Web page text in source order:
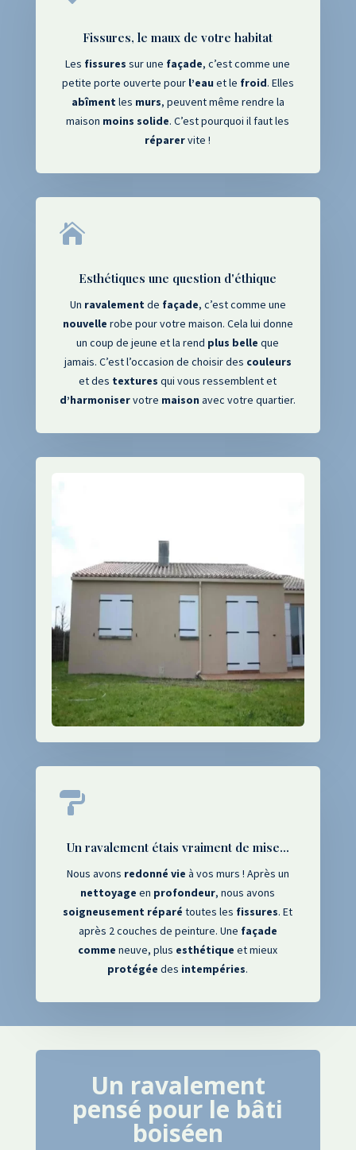
Fissures, le maux de votre habitat
Les fissures sur une façade, c’est comme une
petite porte ouverte pour l’eau et le froid. Elles
abîment les murs, peuvent même rendre la
maison moins solide. C’est pourquoi il faut les
réparervite !

Esthétiques une question d'éthique
Un ravalement de façade, c’est comme une
nouvelle robe pour votre maison. Cela lui donne
un coup de jeune et la rend plus belle que
jamais. C’est l’occasion de choisir des couleurs
et des textures qui vous ressemblent et
d’harmoniservotre maison avec votre quartier.

Un ravalement étais vraiment de mise...
Nous avons redonné vie à vos murs ! Après un
nettoyage en profondeur, nous avons
soigneusement réparé toutes les fissures. Et
après 2 couches de peinture. Une façade
commeneuve, plus esthétique et mieux
protégée des intempéries.
Un ravalement
pensé pour le bâti
boiséen